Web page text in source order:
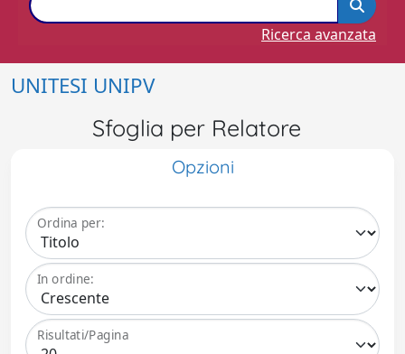
Ricerca avanzata
UNITESI UNIPV
Sfoglia per Relatore
Opzioni
Ordina per:
In ordine:
Risultati/Pagina